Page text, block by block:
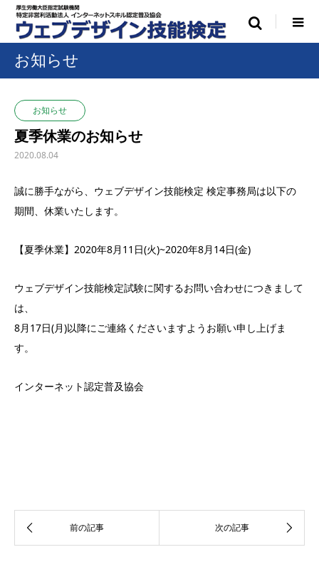
お知らせ
お知らせ
夏季休業のお知らせ
2020.08.04
誠に勝手ながら、ウェブデザイン技能検定 検定事務局は以下の
期間、休業いたします。
【夏季休業】2020年8月11日(火)~2020年8月14日(金)
ウェブデザイン技能検定試験に関するお問い合わせにつきまして
は、
8月17日(月)以降にご連絡くださいますようお願い申し上げま
す。
インターネット認定普及協会